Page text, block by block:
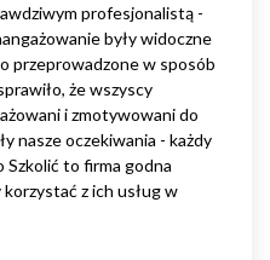
profesjonalistą -
były widoczne
przeprowadzone w sposób
że wszyscy
i zmotywowani do
nasze oczekiwania - każdy
Szkolić to firma godna
z ich usług w